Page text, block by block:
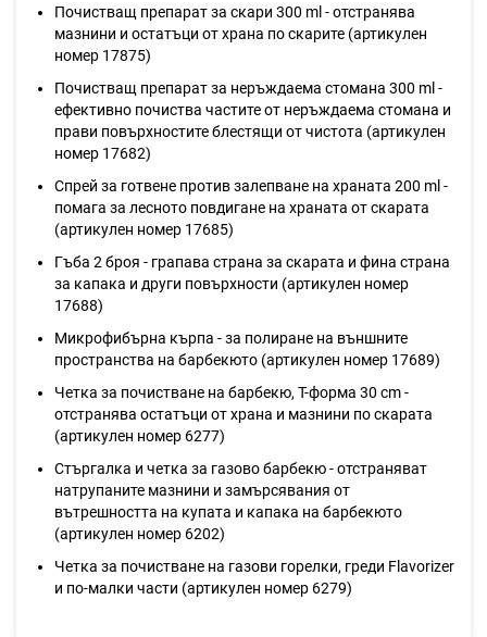
Почистващ препарат за скари 300 ml - отстранява
мазнини и остатъци от храна по скарите (артикулен
номер 17875)
Почистващ препарат за неръждаема стомана 300 ml -
ефективно почиства частите от неръждаема стомана и
прави повърхностите блестящи от чистота (артикулен
номер 17682)
Спрей за готвене против залепване на храната 200 ml -
помага за лесното повдигане на храната от скарата
(артикулен номер 17685)
Гъба 2 броя - грапава страна за скарата и фина страна
за капака и други повърхности (артикулен номер
17688)
Микрофибърна кърпа - за полиране на външните
пространства на барбекюто (артикулен номер 17689)
Четка за почистване на барбекю, Т-форма 30 cm -
отстранява остатъци от храна и мазнини по скарата
(артикулен номер 6277)
Стъргалка и четка за газово барбекю - отстраняват
натрупаните мазнини и замърсявания от
вътрешността на купата и капака на барбекюто
(артикулен номер 6202)
Четка за почистване на газови горелки, греди Flavorizer
и по-малки части (артикулен номер 6279)